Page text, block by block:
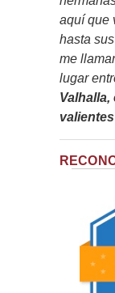
aquí que
hasta
me
lugar